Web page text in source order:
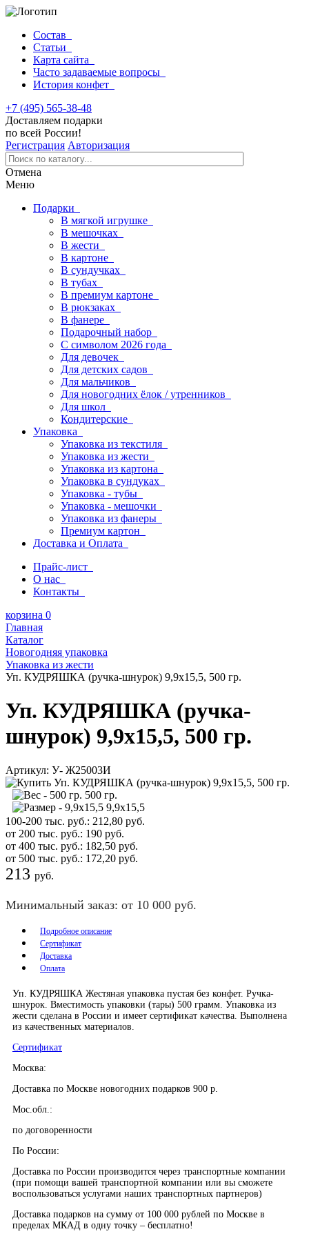
Состав
Статьи
Карта сайта
Часто задаваемые вопросы
История конфет
+7 (495) 565-38-48
Доставляем подарки
по всей России!
Регистрация Авторизация
Отмена
Меню
Подарки
В мягкой игрушке
В мешочках
В жести
В картоне
В сундучках
В тубах
В премиум картоне
В рюкзаках
В фанере
Подарочный набор
С символом 2026 года
Для девочек
Для детских садов
Для мальчиков
Для новогодних ёлок / утренников
Для школ
Кондитерские
Упаковка
Упаковка из текстиля
Упаковка из жести
Упаковка из картона
Упаковка в сундуках
Упаковка - тубы
Упаковка - мешочки
Упаковка из фанеры
Премиум картон
Доставка и Оплата
Прайс-лист
О нас
Контакты
корзина 0
Главная
Каталог
Новогодняя упаковка
Упаковка из жести
Уп. КУДРЯШКА (ручка-шнурок) 9,9х15,5, 500 гр.
Уп. КУДРЯШКА (ручка-
шнурок) 9,9х15,5, 500 гр.
Артикул: У- Ж25003И
500 гр.
9,9х15,5
100-200 тыс. руб.: 212,80 руб.
от 200 тыс. руб.: 190 руб.
от 400 тыс. руб.: 182,50 руб.
от 500 тыс. руб.: 172,20 руб.
213 руб.
Минимальный заказ: от 10 000 руб.
Подробное описание
Сертификат
Доставка
Оплата
Уп. КУДРЯШКА Жестяная упаковка пустая без конфет. Ручка-
шнурок. Вместимость упаковки (тары) 500 грамм. Упаковка из
жести сделана в России и имеет сертификат качества. Выполнена
из качественных материалов.
Сертификат
Москва:
Доставка по Москве новогодних подарков 900 р.
Мос.обл.:
по договоренности
По России:
Доставка по России производится через транспортные компании
(при помощи вашей транспортной компании или вы сможете
воспользоваться услугами наших транспортных партнеров)
Доставка подарков на сумму от 100 000 рублей по Москве в
пределах МКАД в одну точку – бесплатно!